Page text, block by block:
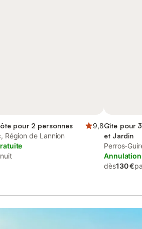
pour 2 personnes
9,8
Région de Lannion
Gîte pour
et Jardin
Perros-
dès130 €